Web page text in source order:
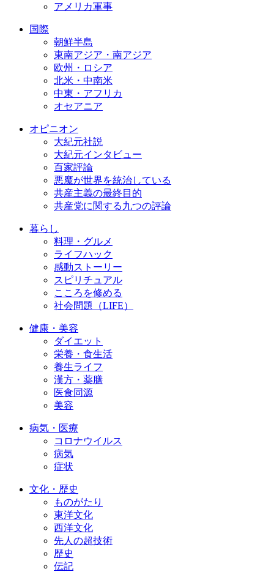
アメリカ軍事
国際
朝鮮半島
東南アジア・南アジア
欧州・ロシア
北米・中南米
中東・アフリカ
オセアニア
オピニオン
大紀元社説
大紀元インタビュー
百家評論
悪魔が世界を統治している
共産主義の最終目的
共産党に関する九つの評論
暮らし
料理・グルメ
ライフハック
感動ストーリー
スピリチュアル
こころを修める
社会問題（LIFE）
健康・美容
ダイエット
栄養・食生活
養生ライフ
漢方・薬膳
医食同源
美容
病気・医療
コロナウイルス
病気
症状
文化・歴史
ものがたり
東洋文化
西洋文化
先人の超技術
歴史
伝記